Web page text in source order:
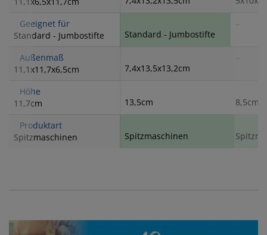
Geeignet für
Standard - Jumbostifte
Standard - Jumbostifte
–
Außenmaß
11,1x11,7x6,5cm
7,4x13,5x13,2cm
–
Höhe
11,7cm
13,5cm 8,5cm
Produktart
Spitzmaschinen
Spitzmaschinen